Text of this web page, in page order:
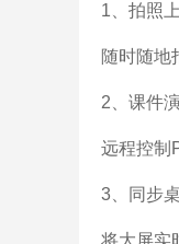
1、拍照
随时随地
2、课件
远程控制
3、同步
将大屏实